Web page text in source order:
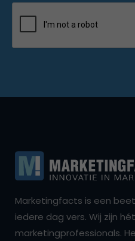
Marketingfacts is een
iedere dag vers. Wij zijn
marketingprofessionals.